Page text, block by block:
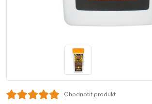
Ohodnotit produkt